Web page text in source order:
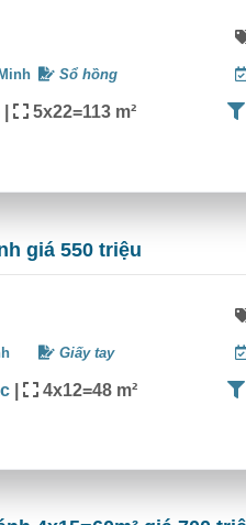
Sổ hồng
| 5x22=113 m²
giá 550 triệu
Giấy tay
| 4x12=48 m²